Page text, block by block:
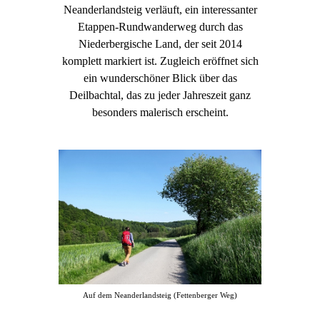
Neanderlandsteig verläuft, ein interessanter
Etappen-Rundwanderweg durch das
Niederbergische Land, der seit 2014
komplett markiert ist. Zugleich eröffnet sich
ein wunderschöner Blick über das
Deilbachtal, das zu jeder Jahreszeit ganz
besonders malerisch erscheint.
Auf dem Neanderlandsteig (Fettenberger Weg)